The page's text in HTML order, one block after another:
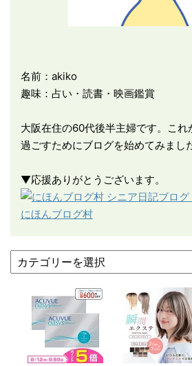
名前：akiko
趣味：占い・読書・映画鑑賞
大阪在住の60代後半主婦です。これ
過ごすためにブログを始めてみまし
▼応援ありがとうございます。
にほんブログ村